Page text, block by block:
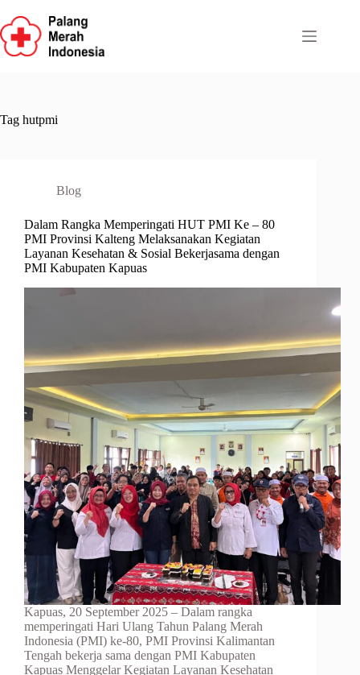
to
content
Tag hutpmi
Blog
Dalam Rangka Memperingati HUT PMI Ke – 80
PMI Provinsi Kalteng Melaksanakan Kegiatan
Layanan Kesehatan & Sosial Bekerjasama dengan
PMI Kabupaten Kapuas
Kapuas, 20 September 2025 – Dalam rangka
memperingati Hari Ulang Tahun Palang Merah
Indonesia (PMI) ke-80, PMI Provinsi Kalimantan
Tengah bekerja sama dengan PMI Kabupaten
Kapuas Menggelar Kegiatan Layanan Kesehatan